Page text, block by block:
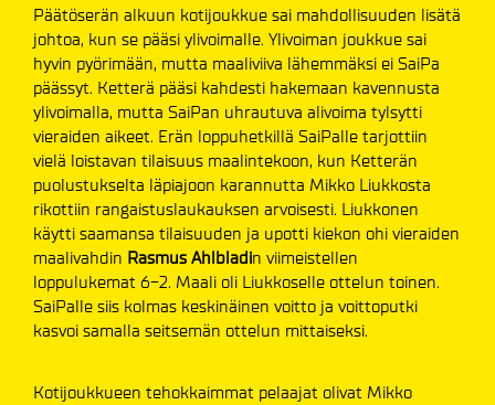
Päätöserän alkuun kotijoukkue sai mahdollisuuden lisätä
johtoa, kun se pääsi ylivoimalle. Ylivoiman joukkue sai
hyvin pyörimään, mutta maaliviiva lähemmäksi ei SaiPa
päässyt. Ketterä pääsi kahdesti hakemaan kavennusta
ylivoimalla, mutta SaiPan uhrautuva alivoima tylsytti
vieraiden aikeet. Erän loppuhetkillä SaiPalle tarjottiin
vielä loistavan tilaisuus maalintekoon, kun Ketterän
puolustukselta läpiajoon karannutta Mikko Liukkosta
rikottiin rangaistuslaukauksen arvoisesti. Liukkonen
käytti saamansa tilaisuuden ja upotti kiekon ohi vieraiden
maalivahdin Rasmus Ahlbladin viimeistellen
loppulukemat 6-2. Maali oli Liukkoselle ottelun toinen.
SaiPalle siis kolmas keskinäinen voitto ja voittoputki
kasvoi samalla seitsemän ottelun mittaiseksi.
Kotijoukkueen tehokkaimmat pelaajat olivat Mikko